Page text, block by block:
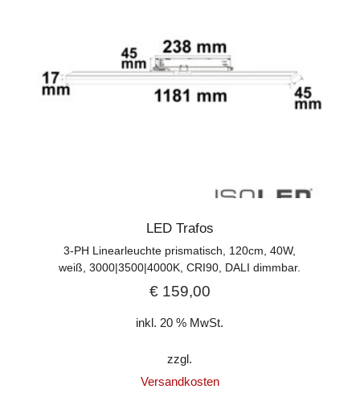
LED Trafos
3-PH Linearleuchte prismatisch, 120cm, 40W,
weiß, 3000|3500|4000K, CRI90, DALI dimmbar.
€159,00
inkl. 20 % MwSt.
zzgl.
Versandkosten